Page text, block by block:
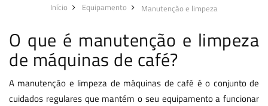
Início Equipamento Manutenção e limpeza
O que é manutenção e limpeza
de máquinas de café?
A manutenção e limpeza de máquinas de café é o conjunto de
cuidados regulares que mantém o seu equipamento a funcionar